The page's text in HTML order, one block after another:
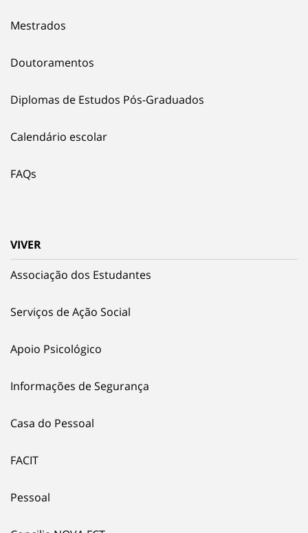
Mestrados
Doutoramentos
Diplomas de Estudos Pós-Graduados
Calendário escolar
FAQs
VIVER
Associação dos Estudantes
Serviços de Ação Social
Apoio Psicológico
Informações de Segurança
Casa do Pessoal
FACIT
Pessoal